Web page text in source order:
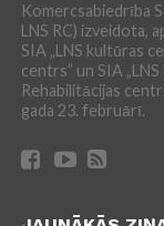
Komercsabiedrība
LNS RC) izveidota,
SIA „LNS kultūras
centrs” un SIA
Rehabilitācijas
gada 23. februārī.